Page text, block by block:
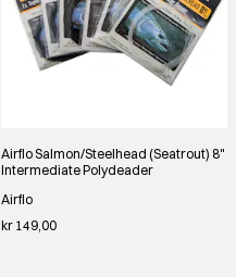
Airflo Salmon/Steelhead (Seatrout) 8"
Intermediate Polydeader
Airflo
kr 149,00